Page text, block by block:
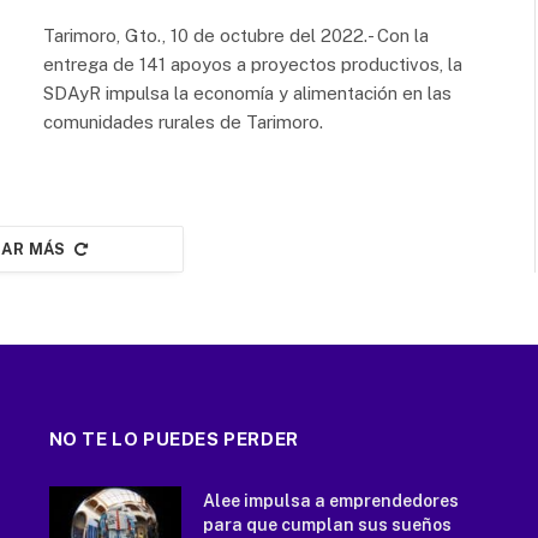
Tarimoro, Gto., 10 de octubre del 2022.- Con la
entrega de 141 apoyos a proyectos productivos, la
SDAyR impulsa la economía y alimentación en las
comunidades rurales de Tarimoro.
MÁS
NO TE LO PUEDES PERDER
Alee impulsa a emprendedores
para que cumplan sus sueños